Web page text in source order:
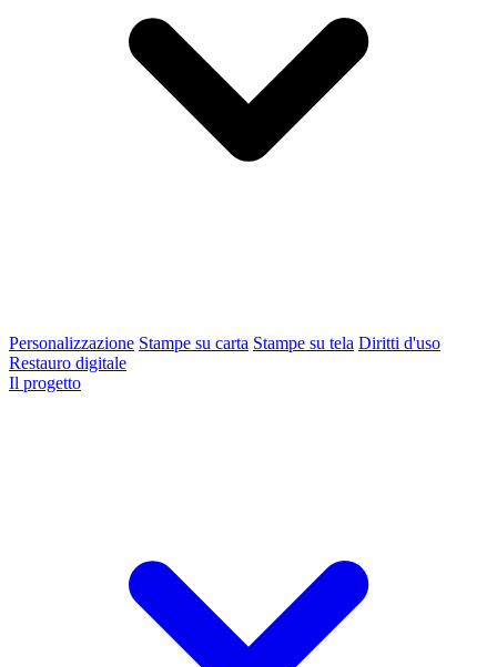
Personalizzazione Stampe su carta Stampe su tela Diritti d'uso
Restauro digitale
Il progetto